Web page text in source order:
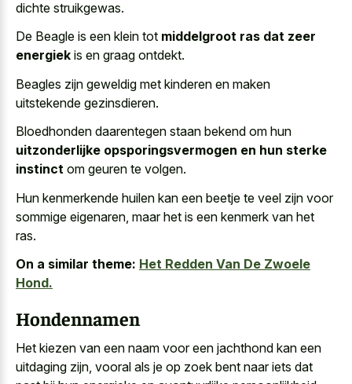
dichte struikgewas.
De Beagle is een klein tot middelgroot ras dat zeer
energiek is en graag ontdekt.
Beagles zijn geweldig met kinderen en maken
uitstekende gezinsdieren.
Bloedhonden daarentegen staan bekend om hun
uitzonderlijke opsporingsvermogen en hun sterke
instinct om geuren te volgen.
Hun kenmerkende huilen kan een beetje te veel zijn voor
sommige eigenaren, maar het is een kenmerk van het
ras.
On a similar theme: Het Redden Van De Zwoele
Hond.
Hondennamen
Het kiezen van een naam voor een jachthond kan een
uitdaging zijn, vooral als je op zoek bent naar iets dat